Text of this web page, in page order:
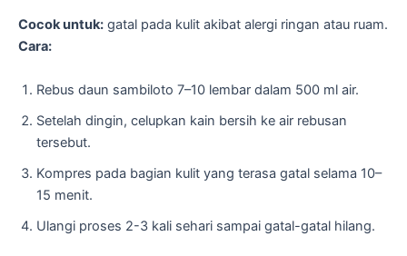
Cocok untuk: gatal pada kulit akibat alergi ringan atau ruam.
Cara:
Rebus daun sambiloto 7–10 lembar dalam 500 ml air.
Setelah dingin, celupkan kain bersih ke air rebusan
tersebut.
Kompres pada bagian kulit yang terasa gatal selama 10–
15 menit.
Ulangi proses 2-3 kali sehari sampai gatal-gatal hilang.